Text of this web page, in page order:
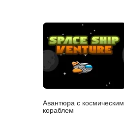
Авантюра с космическим
кораблем